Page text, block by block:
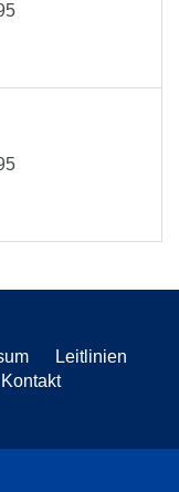
Leitlinien
Kontakt